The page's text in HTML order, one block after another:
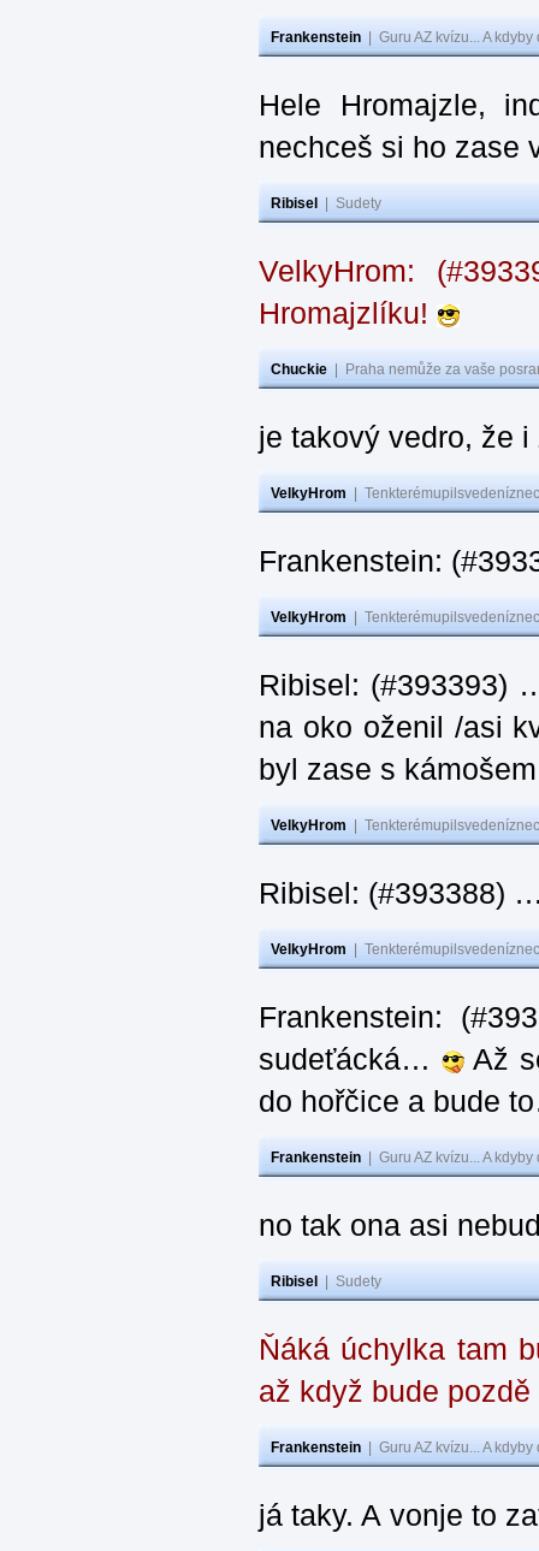
Frankenstein Guru AZ kvízu... A
Hele Hromajzle,
nechceš si ho zase
Ribisel Sudety
VelkyHrom:
Hromajzlíku!
Chuckie Praha nemůže za vaše
je takový vedro, že
VelkyHrom
Frankenstein:
VelkyHrom
Ribisel: (#393393)
na oko oženil /asi
byl zase s
VelkyHrom
Ribisel: (#393388)
VelkyHrom
Frankenstein:
sudeťácká…
Až
do hořčice a bude
Frankenstein Guru AZ kvízu... A
no tak ona asi
Ribisel Sudety
Ňáká úchylka tam
až když bude pozdě
Frankenstein Guru AZ kvízu... A
já taky. A vonje to